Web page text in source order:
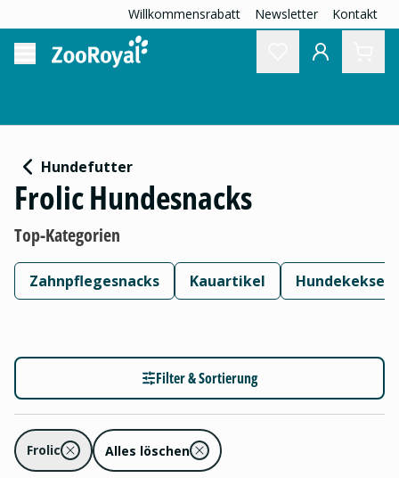
Willkommensrabatt Newsletter Kontakt
Hundefutter
Frolic Hundesnacks
Top-Kategorien
Zahnpflegesnacks Kauartikel Hundekekse
Filter & Sortierung
Frolic Alles löschen